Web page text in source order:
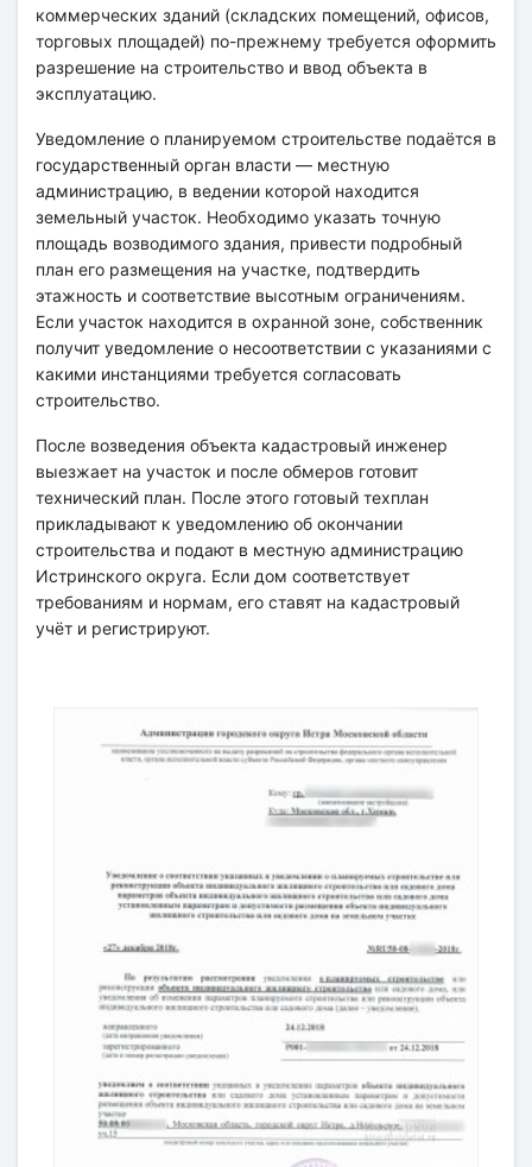
коммерческих зданий (складских помещений, офисов,
торговых площадей) по-прежнему требуется оформить
разрешение на строительство и ввод объекта в
эксплуатацию.
Уведомление о планируемом строительстве подаётся в
государственный орган власти — местную
администрацию, в ведении которой находится
земельный участок. Необходимо указать точную
площадь возводимого здания, привести подробный
план его размещения на участке, подтвердить
этажность и соответствие высотным ограничениям.
Если участок находится в охранной зоне, собственник
получит уведомление о несоответствии с указаниями с
какими инстанциями требуется согласовать
строительство.
После возведения объекта кадастровый инженер
выезжает на участок и после обмеров готовит
технический план. После этого готовый техплан
прикладывают к уведомлению об окончании
строительства и подают в местную администрацию
Истринского округа. Если дом соответствует
требованиям и нормам, его ставят на кадастровый
учёт и регистрируют.